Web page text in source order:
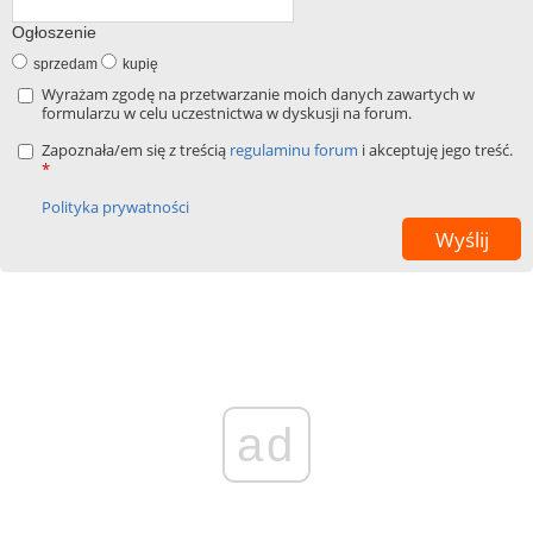
Ogłoszenie
sprzedam kupię
Wyrażam zgodę na przetwarzanie moich danych zawartych w
formularzu w celu uczestnictwa w dyskusji na forum.
Zapoznała/em się z treścią regulaminu forum i akceptuję jego treść.
*
Polityka prywatności
ad